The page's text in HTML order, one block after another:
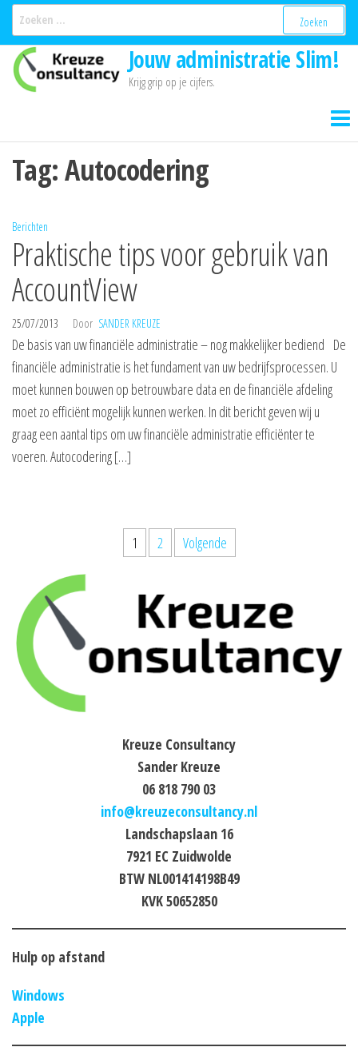
Ga
naar
inhoud
Jouw administratie Slim!
Krijg grip op je cijfers.
Tag:Autocodering
Berichten
Praktische tips voor gebruik van
AccountView
25/07/2013 Door SANDER KREUZE
De basis van uw financiële administratie – nog makkelijker bediend De
financiële administratie is het fundament van uw bedrijfsprocessen. U
moet kunnen bouwen op betrouwbare data en de financiële afdeling
moet zo efficiënt mogelijk kunnen werken. In dit bericht geven wij u
graag een aantal tips om uw financiële administratie efficiënter te
voeren. Autocodering […]
paginering
1 2 Volgende
Kreuze Consultancy
Sander Kreuze
06 818 790 03
info@kreuzeconsultancy.nl
Landschapslaan 16
7921 EC Zuidwolde
BTW NL001414198B49
KVK 50652850
Hulp op afstand
Windows
Apple